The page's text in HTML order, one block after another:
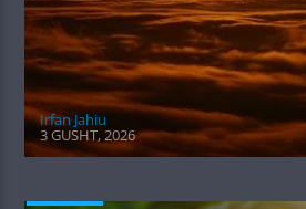
Irfan Jahiu
3 GUSHT, 2026